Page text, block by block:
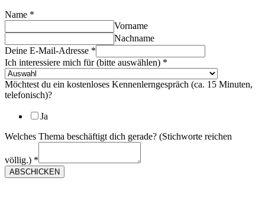
Name *
Vorname
Nachname
Deine E-Mail-Adresse *
Ich interessiere mich für (bitte auswählen) *
Möchtest du ein kostenloses Kennenlerngespräch (ca. 15 Minuten,
telefonisch)?
Ja
Welches Thema beschäftigt dich gerade? (Stichworte reichen
völlig.) *
ABSCHICKEN